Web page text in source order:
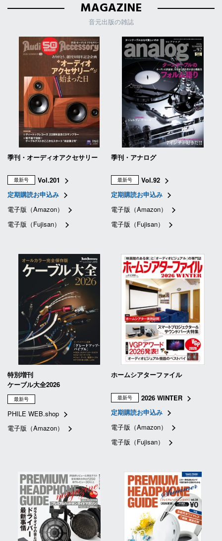
MAGAZINE
音元出版の雑誌
季刊・オーディオアクセサリー
最新号
Vol.201
定期購読お申込み
電子版（Amazon）
電子版（Fujisan）
季刊・アナログ
最新号
Vol.92
定期購読お申込み
電子版（Amazon）
電子版（Fujisan）
特別増刊
ケーブル大全2026
最新号
PHILE WEB.shop
電子版（Amazon）
ホームシアターファイル
最新号
2026 WINTER
定期購読お申込み
電子版（Amazon）
電子版（Fujisan）